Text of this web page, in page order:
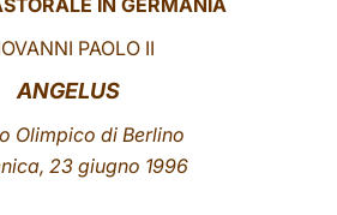
IN GERMANIA
PAOLO II
ANGELUS
Olimpico di Berlino
23 giugno 1996